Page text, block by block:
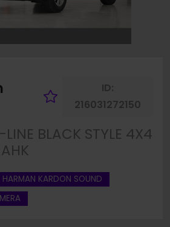
Fahrzeug
ID:
216031272150
BLACK STYLE 4X4
HARMAN KARDON SOUND